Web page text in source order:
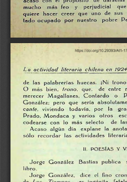
más
feo y perjudicial
que
de
sus
acaso
con
mucho
quiere
hacer creer que
uno
tado ocupado por nuestro pobre
La actividad literaria chilena en 1Q24
de las palabrerías huecas. ¡Ni trono
O
más bien, trono, que. de entre
merecer
Magallanes. Contardo o
González;
pero que sería
de
Acaso
algún día explane la
sólo
recordar las actividades
cante, viviendo todavía, por la
Prado, Mondaca y varios otros
codearse
con lo más selecto
II. POESIAS Y
Jorge González Bastías publica
libro.
Jorge
González, dice el fino